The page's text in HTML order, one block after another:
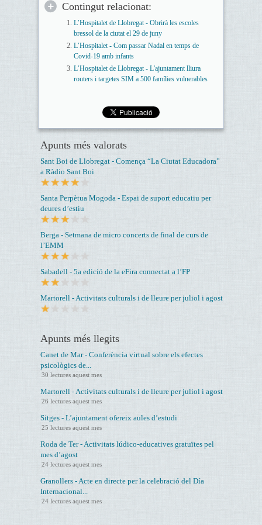
Contingut relacionat:
L’Hospitalet de Llobregat - Obrirà les escoles
bressol de la ciutat el 29 de juny
L’Hospitalet - Com passar Nadal en temps de
Covid-19 amb infants
L’Hospitalet de Llobregat - L'ajuntament lliura
routers i targetes SIM a 500 famílies vulnerables
Apunts més valorats
Sant Boi de Llobregat - Comença “La Ciutat Educadora”
a Ràdio Sant Boi
Santa Perpètua Mogoda - Espai de suport educatiu per
deures d’estiu
Berga - Setmana de micro concerts de final de curs de
l’EMM
Sabadell - 5a edició de la eFira connectat a l’FP
Martorell - Activitats culturals i de lleure per juliol i agost
Apunts més llegits
Canet de Mar - Conferència virtual sobre els efectes
psicològics de...
30 lectures aquest mes
Martorell - Activitats culturals i de lleure per juliol i agost
26 lectures aquest mes
Sitges - L’ajuntament ofereix aules d’estudi
25 lectures aquest mes
Roda de Ter - Activitats lúdico-educatives gratuïtes pel
mes d’agost
24 lectures aquest mes
Granollers - Acte en directe per la celebració del Día
Internacional...
24 lectures aquest mes